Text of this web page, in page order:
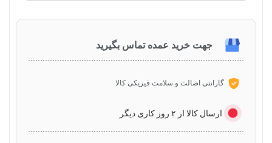
جهت خرید عمده تماس بگیرید
گارانتی اصالت و سلامت فیزیکی کالا
ارسال کالا از ۲ روز کاری دیگر